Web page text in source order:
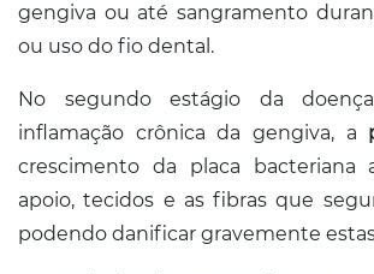
gengiva ou até sangramento
ou uso do fio dental.
No segundo estágio da
inflamação crônica da gengiva, a
crescimento da placa bacteriana
apoio, tecidos e as fibras que
podendo danificar gravemente